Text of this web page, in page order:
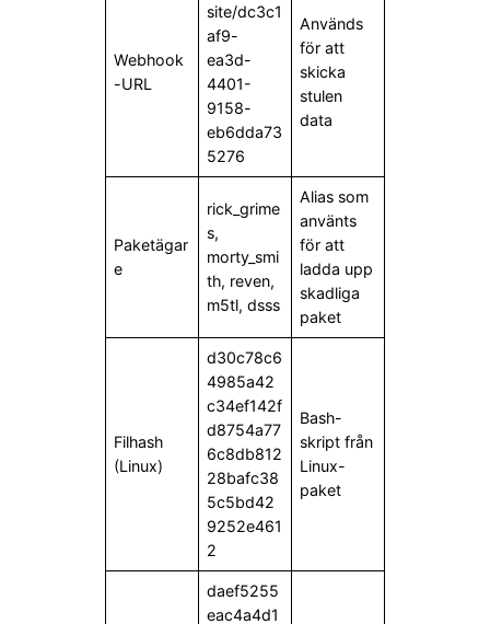
Webhook
-URL
site/dc3c1
af9-
ea3d-
4401-
9158-
eb6dda73
5276
Används
för att
skicka
stulen
data
Paketägar
e
rick_grime
s,
morty_smi
th, reven,
m5tl, dsss
Alias som
använts
för att
ladda upp
skadliga
paket
Filhash
(Linux)
d30c78c6
4985a42
c34ef142f
d8754a77
6c8db812
28bafc38
5c5bd42
9252e461
2
Bash-
skript från
Linux-
paket
daef5255
eac4a4d1